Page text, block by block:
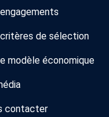
de sélection
modèle économique
contacter